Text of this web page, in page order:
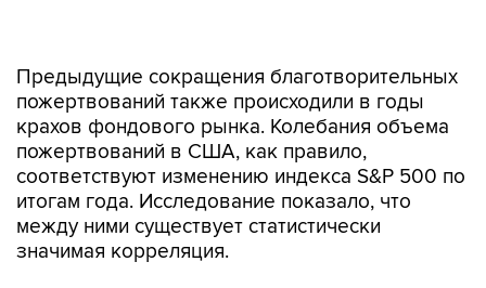
крахов фондового рынка. Колебания объема
пожертвований в США, как правило,
соответствуют изменению индекса S&P 500 по
итогам года. Исследование показало, что
между ними существует статистически
значимая корреляция.
"Поскольку стоимость фондового рынка